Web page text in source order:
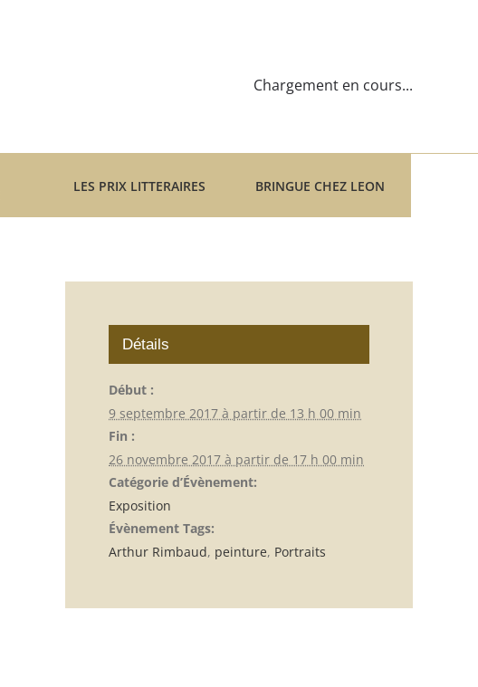
Chargement en cours...
LES PRIX LITTERAIRES BRINGUE CHEZ LEON
Détails
Début :
9 septembre 2017 à partir de 13 h 00 min
Fin :
26 novembre 2017 à partir de 17 h 00 min
Catégorie d’Évènement:
Exposition
Évènement Tags:
Arthur Rimbaud, peinture, Portraits